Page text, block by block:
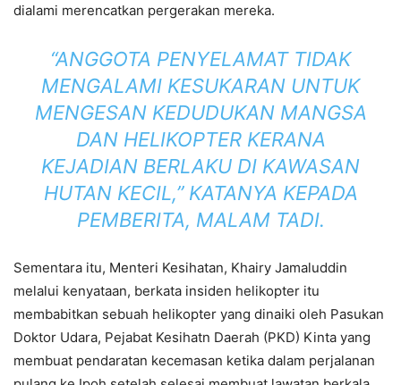
dialami merencatkan pergerakan mereka.
“ANGGOTA PENYELAMAT TIDAK
MENGALAMI KESUKARAN UNTUK
MENGESAN KEDUDUKAN MANGSA
DAN HELIKOPTER KERANA
KEJADIAN BERLAKU DI KAWASAN
HUTAN KECIL,” KATANYA KEPADA
PEMBERITA, MALAM TADI.
Sementara itu, Menteri Kesihatan, Khairy Jamaluddin
melalui kenyataan, berkata insiden helikopter itu
membabitkan sebuah helikopter yang dinaiki oleh Pasukan
Doktor Udara, Pejabat Kesihatn Daerah (PKD) Kinta yang
membuat pendaratan kecemasan ketika dalam perjalanan